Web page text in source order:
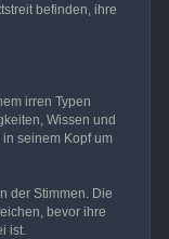
befinden, ihre
irren Typen
Wissen und
seinem Kopf um
der Stimmen. Die
bevor ihre
ist.